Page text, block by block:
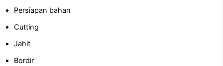
Persiapan bahan
Cutting
Jahit
Bordir